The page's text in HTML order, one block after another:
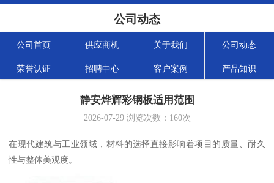
公司动态
公司首页 供应商机 关于我们 公司动态
荣誉认证 招聘中心 客户案例 产品知识
静安烨辉彩钢板适用范围
2026-07-29浏览次数： 160次
在现代建筑与工业领域，材料的选择直接影响着项目的质量、耐久
性与整体美观度。